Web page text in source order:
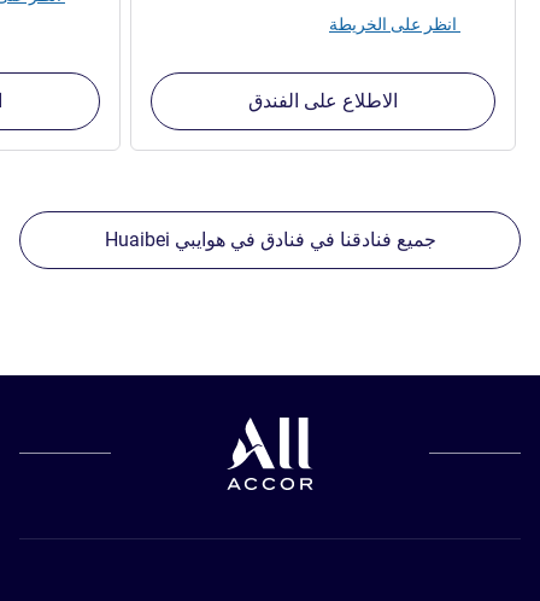
الاطلاع على الفندق
جميع فنادقنا في فنادق في هوايبي Huaibei